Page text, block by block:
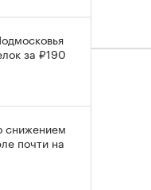
за ₽190
снижением
почти на